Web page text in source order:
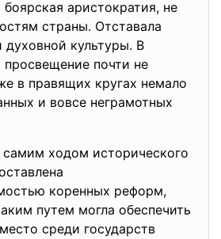
боярская аристократия, не
страны. Отставала
духовной культуры. В
почти не
в правящих кругах немало
и вовсе неграмотных
самим ходом исторического
коренных реформ,
путем могла обеспечить
среди государств